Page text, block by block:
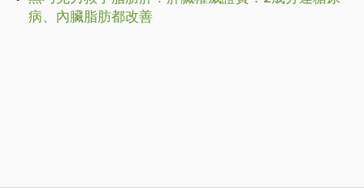
病、內臟脂肪都改善